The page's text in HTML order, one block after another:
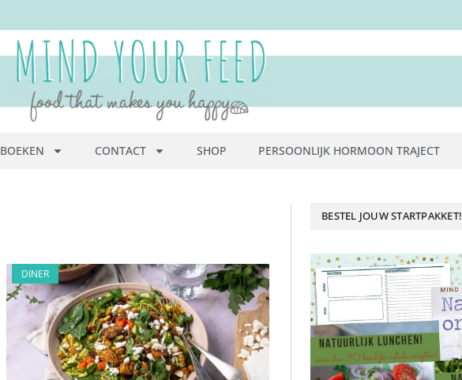
BOEKEN CONTACT SHOP PERSOONLIJK HORMOON TRAJECT
DINER
BESTEL JOUW STARTPAKKET!